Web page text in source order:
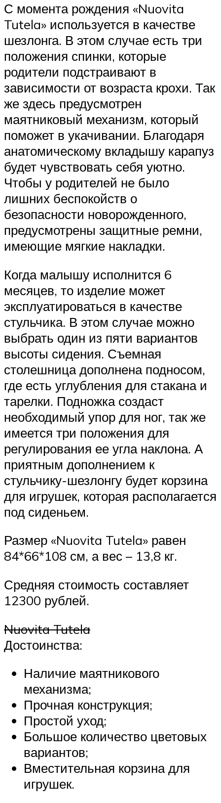
С момента рождения «Nuovita
Tutela» используется в качестве
шезлонга. В этом случае есть три
положения спинки, которые
родители подстраивают в
зависимости от возраста крохи. Так
же здесь предусмотрен
маятниковый механизм, который
поможет в укачивании. Благодаря
анатомическому вкладышу карапуз
будет чувствовать себя уютно.
Чтобы у родителей не было
лишних беспокойств о
безопасности новорожденного,
предусмотрены защитные ремни,
имеющие мягкие накладки.
Когда малышу исполнится 6
месяцев, то изделие может
эксплуатироваться в качестве
стульчика. В этом случае можно
выбрать один из пяти вариантов
высоты сидения. Съемная
столешница дополнена подносом,
где есть углубления для стакана и
тарелки. Подножка создаст
необходимый упор для ног, так же
имеется три положения для
регулирования ее угла наклона. А
приятным дополнением к
стульчику-шезлонгу будет корзина
для игрушек, которая располагается
под сиденьем.
Размер «Nuovita Tutela» равен
84*66*108 см, а вес – 13,8 кг.
Средняя стоимость составляет
12300 рублей.
Nuovita Tutela
Достоинства:
Наличие маятникового
механизма;
Прочная конструкция;
Простой уход;
Большое количество цветовых
вариантов;
Вместительная корзина для
игрушек.